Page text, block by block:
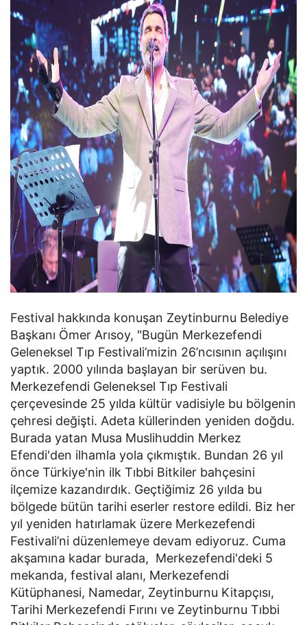
Festival hakkında konuşan Zeytinburnu Belediye
Başkanı Ömer Arısoy, "Bugün Merkezefendi
Geleneksel Tıp Festivali’mizin 26’ncısının açılışını
yaptık. 2000 yılında başlayan bir serüven bu.
Merkezefendi Geleneksel Tıp Festivali
çerçevesinde 25 yılda kültür vadisiyle bu bölgenin
çehresi değişti. Adeta küllerinden yeniden doğdu.
Burada yatan Musa Muslihuddin Merkez
Efendi'den ilhamla yola çıkmıştık. Bundan 26 yıl
önce Türkiye'nin ilk Tıbbi Bitkiler bahçesini
ilçemize kazandırdık. Geçtiğimiz 26 yılda bu
bölgede bütün tarihi eserler restore edildi. Biz her
yıl yeniden hatırlamak üzere Merkezefendi
Festivali’ni düzenlemeye devam ediyoruz. Cuma
akşamına kadar burada, Merkezefendi'deki 5
mekanda, festival alanı, Merkezefendi
Kütüphanesi, Namedar, Zeytinburnu Kitapçısı,
Tarihi Merkezefendi Fırını ve Zeytinburnu Tıbbi